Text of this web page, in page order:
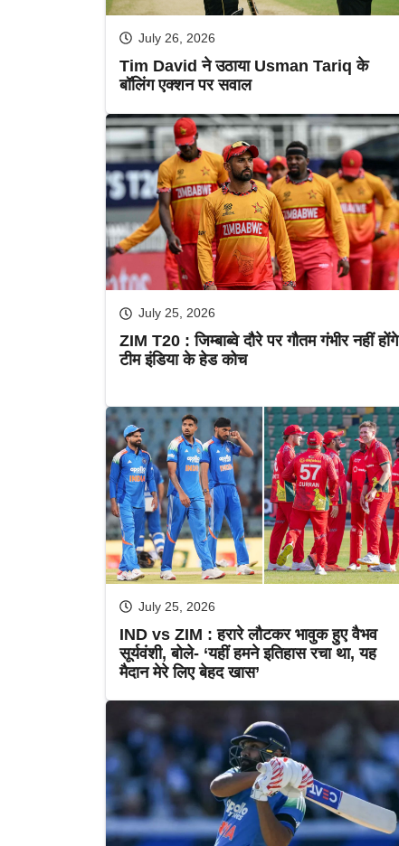
July 26, 2026
Tim David ने उठाया Usman Tariq के
बॉलिंग एक्शन पर सवाल
July 25, 2026
ZIM T20 : जिम्बाब्वे दौरे पर गौतम गंभीर नहीं होंगे
टीम इंडिया के हेड कोच
July 25, 2026
IND vs ZIM : हरारे लौटकर भावुक हुए वैभव
सूर्यवंशी, बोले- ‘यहीं हमने इतिहास रचा था, यह
मैदान मेरे लिए बेहद खास’